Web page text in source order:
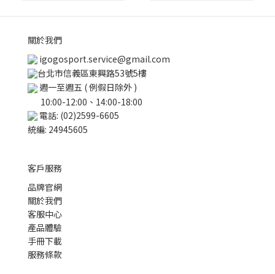
關於我們
igogosport.service@gmail.com
台北市信義區東興路53號5樓
週一至週五 ( 例假日除外 )
10:00-12:00、14:00-18:00
電話: (02)2599-6605
統編: 24945605
客戶服務
品牌官網
關於我們
客服中心
產品體驗
手冊下載
服務條款